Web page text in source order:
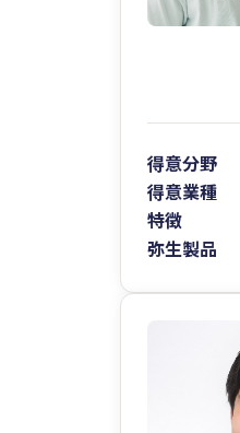
得意分野
得意業種
特徴
弥生製品